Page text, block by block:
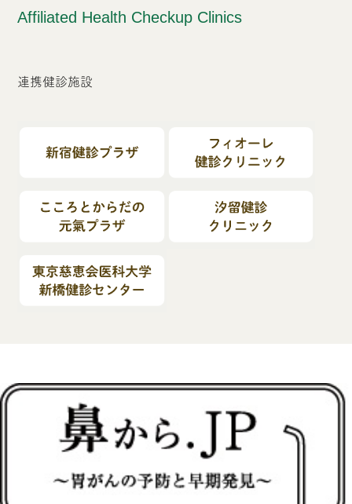
Affiliated Health Checkup Clinics
連携健診施設